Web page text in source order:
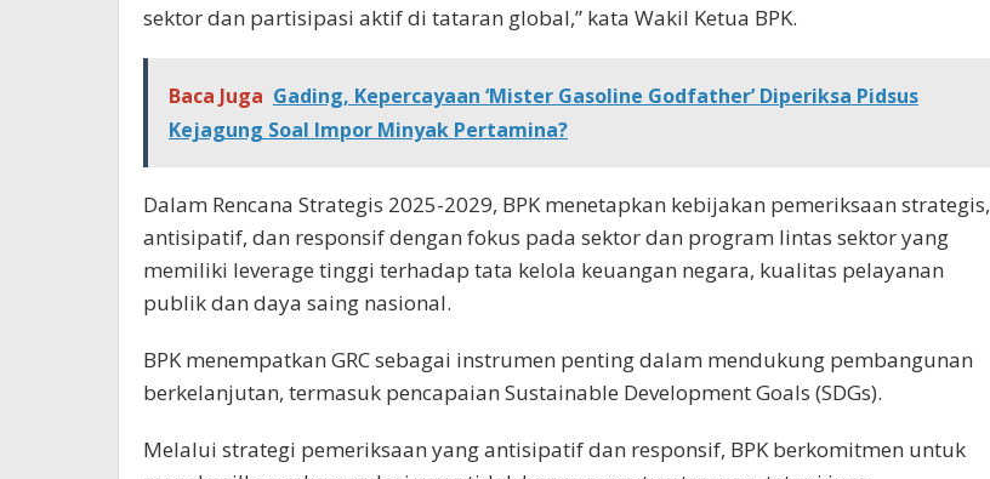
sektor dan partisipasi aktif di tataran global,” kata Wakil Ketua BPK.
Baca Juga Gading, Kepercayaan ‘Mister Gasoline Godfather’ Diperiksa Pidsus
Kejagung Soal Impor Minyak Pertamina?
Dalam Rencana Strategis 2025-2029, BPK menetapkan kebijakan pemeriksaan strategis,
antisipatif, dan responsif dengan fokus pada sektor dan program lintas sektor yang
memiliki leverage tinggi terhadap tata kelola keuangan negara, kualitas pelayanan
publik dan daya saing nasional.
BPK menempatkan GRC sebagai instrumen penting dalam mendukung pembangunan
berkelanjutan, termasuk pencapaian Sustainable Development Goals (SDGs).
Melalui strategi pemeriksaan yang antisipatif dan responsif, BPK berkomitmen untuk